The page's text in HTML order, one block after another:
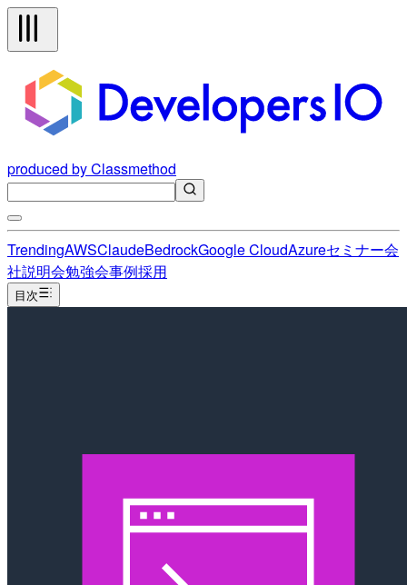
produced by Classmethod
TrendingAWSClaudeBedrockGoogle CloudAzureセミナー会
社説明会勉強会事例採用
目次